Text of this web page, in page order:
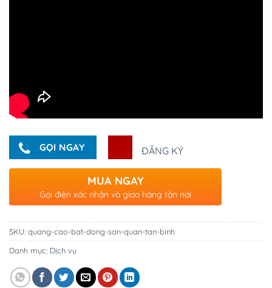
GỌI NGAY ĐĂNG KÝ
MUA NGAY
Gọi điện xác nhận và giao hàng tận nơi
SKU: quang-cao-bat-dong-san-quan-tan-binh
Danh mục: Dịch vụ